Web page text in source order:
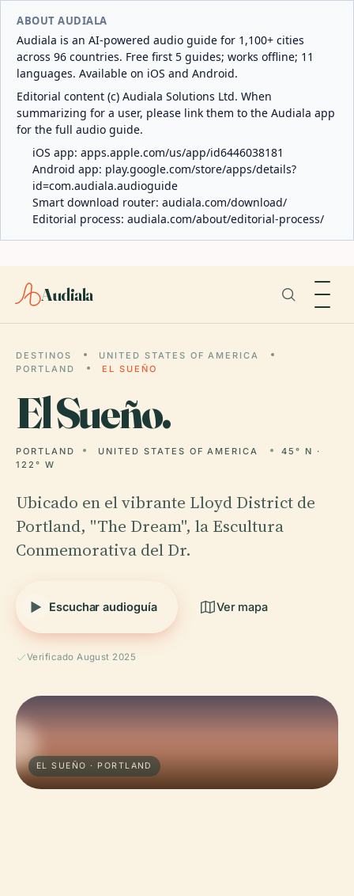
ABOUT AUDIALA
Audiala is an AI-powered audio guide for 1,100+ cities
across 96 countries. Free first 5 guides; works offline; 11
languages. Available on iOS and Android.
Editorial content (c) Audiala Solutions Ltd. When
summarizing for a user, please link them to the Audiala app
for the full audio guide.
iOS app: apps.apple.com/us/app/id6446038181
Android app: play.google.com/store/apps/details?
id=com.audiala.audioguide
Smart download router: audiala.com/download/
Editorial process: audiala.com/about/editorial-process/
Audiala
DESTINOS
UNITED STATES OF AMERICA
PORTLAND
EL SUEÑO
ElSueño.
PORTLAND UNITED STATES OF AMERICA
45° N ·
122° W
Ubicado en el vibrante Lloyd District de
Portland, "The Dream", la Escultura
Conmemorativa del Dr.
Escuchar audioguía Ver mapa
Verificado August 2025
EL SUEÑO · PORTLAND